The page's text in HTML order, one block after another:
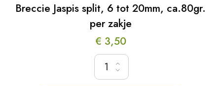
Breccie Jaspis split, 6 tot 20mm, ca.80gr.
per zakje
€ 3,50
Breccie Jaspis split, 6 tot 20mm, ca.80gr.